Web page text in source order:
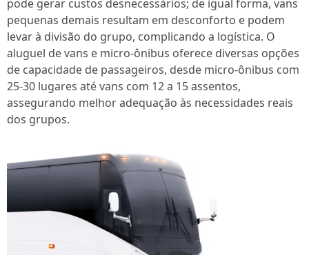
pode gerar custos desnecessários; de igual forma, vans
pequenas demais resultam em desconforto e podem
levar à divisão do grupo, complicando a logística. O
aluguel de vans e micro-ônibus oferece diversas opções
de capacidade de passageiros, desde micro-ônibus com
25-30 lugares até vans com 12 a 15 assentos,
assegurando melhor adequação às necessidades reais
dos grupos.